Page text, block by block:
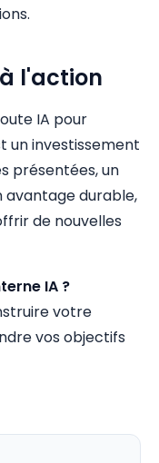
l'action
IA pour
un investissement
présentées, un
durable,
de nouvelles
IA ?
votre
vos objectifs